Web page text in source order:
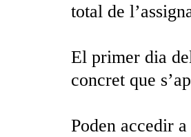
total de
El primer dia
concret que
Poden accedir